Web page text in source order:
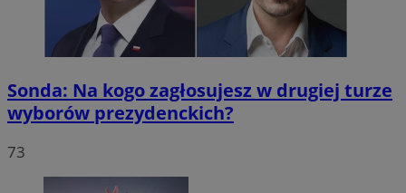
Sonda: Na kogo zagłosujesz w drugiej turze
wyborów prezydenckich?
73